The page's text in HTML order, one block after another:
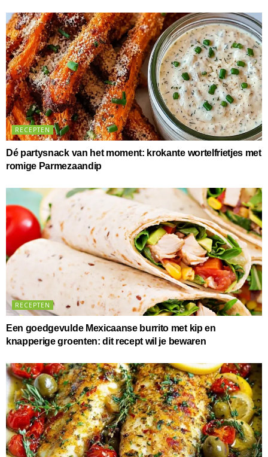
RECEPTEN
Dé partysnack van het moment: krokante wortelfrietjes met
romige Parmezaandip
RECEPTEN
Een goedgevulde Mexicaanse burrito met kip en
knapperige groenten: dit recept wil je bewaren